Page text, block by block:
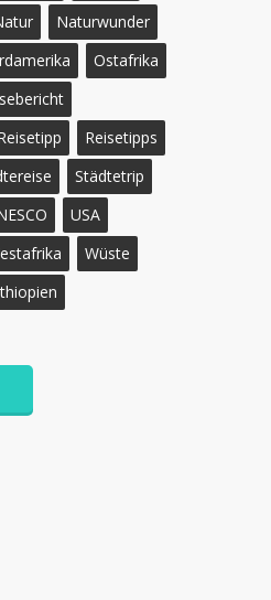
Naturwunder
Ostafrika
Reisetipps
Städtetrip
USA
Wüste